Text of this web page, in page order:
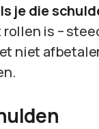
je die
is –
niet